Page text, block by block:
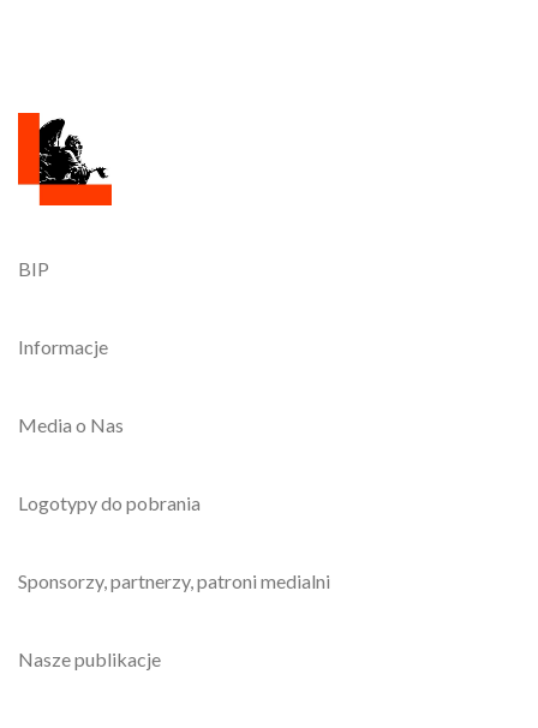
BIP
Informacje
Media o Nas
Logotypy do pobrania
Sponsorzy, partnerzy, patroni medialni
Nasze publikacje